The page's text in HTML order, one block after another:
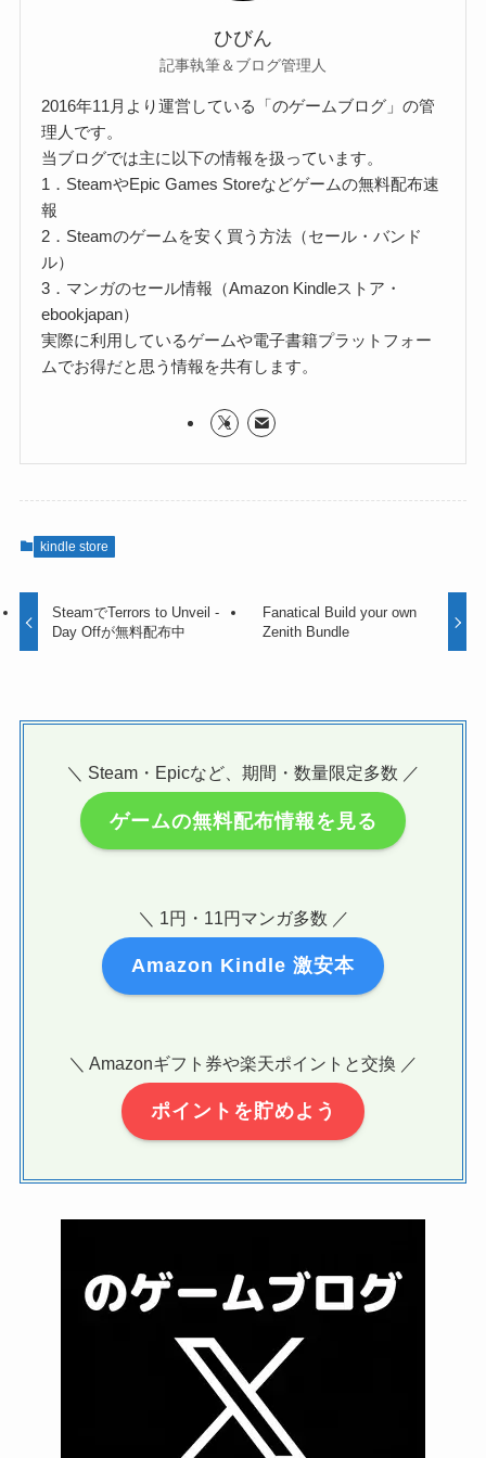
ひびん
記事執筆＆ブログ管理人
2016年11月より運営している「のゲームブログ」の管
理人です。
当ブログでは主に以下の情報を扱っています。
1．SteamやEpic Games Storeなどゲームの無料配布速
報
2．Steamのゲームを安く買う方法（セール・バンド
ル）
3．マンガのセール情報（Amazon Kindleストア・
ebookjapan）
実際に利用しているゲームや電子書籍プラットフォー
ムでお得だと思う情報を共有します。
kindle store
SteamでTerrors to Unveil -
Day Offが無料配布中
Fanatical Build your own
Zenith Bundle
＼ Steam・Epicなど、期間・数量限定多数 ／
ゲームの無料配布情報を見る
＼ 1円・11円マンガ多数 ／
Amazon Kindle 激安本
＼ Amazonギフト券や楽天ポイントと交換 ／
ポイントを貯めよう